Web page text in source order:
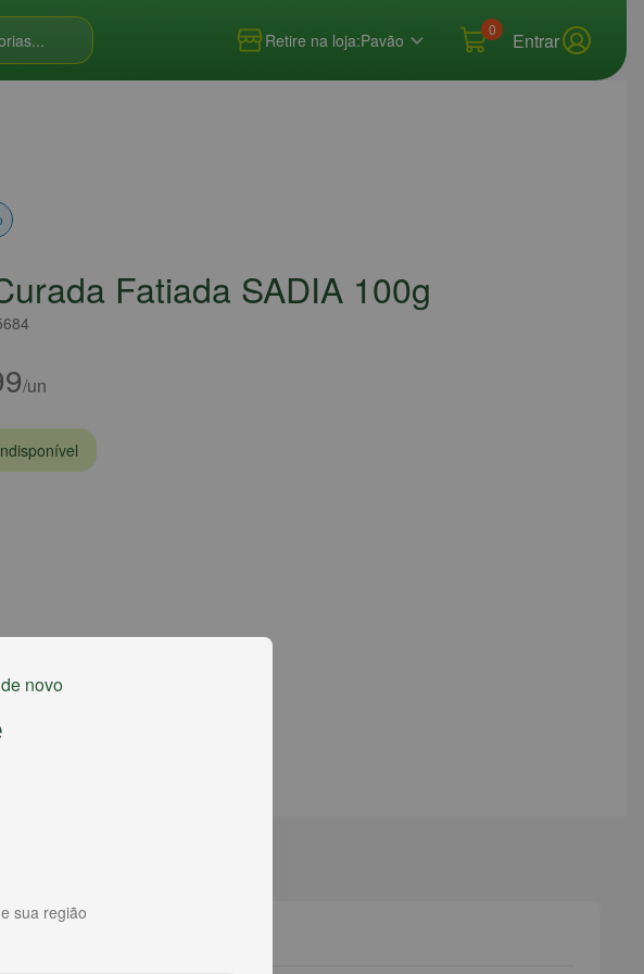
Retire na loja:Pavão
0 Entrar
Fatiada SADIA 100g
/un
novo
sua região